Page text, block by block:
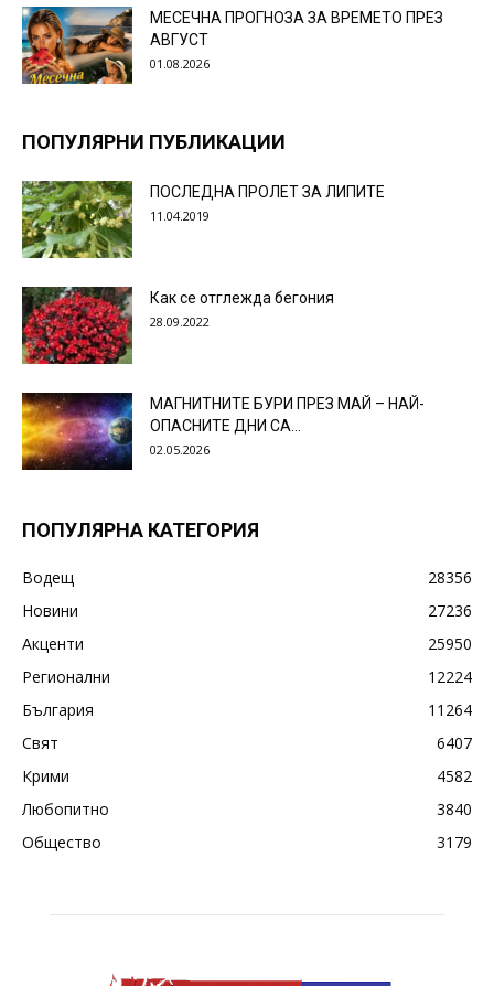
МЕСЕЧНА ПРОГНОЗА ЗА ВРЕМЕТО ПРЕЗ
АВГУСТ
01.08.2026
ПОПУЛЯРНИ ПУБЛИКАЦИИ
ПОСЛЕДНА ПРОЛЕТ ЗА ЛИПИТЕ
11.04.2019
Как се отглежда бегония
28.09.2022
МАГНИТНИТЕ БУРИ ПРЕЗ МАЙ – НАЙ-
ОПАСНИТЕ ДНИ СА…
02.05.2026
ПОПУЛЯРНА КАТЕГОРИЯ
Водещ
28356
Новини
27236
Акценти
25950
Регионални
12224
България
11264
Свят
6407
Крими
4582
Любопитно
3840
Общество
3179